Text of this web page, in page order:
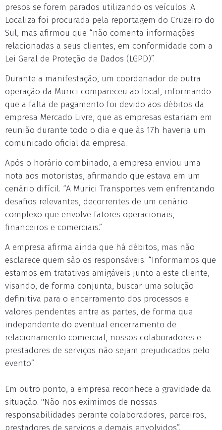
presos se forem parados utilizando os veículos. A
Localiza foi procurada pela reportagem do Cruzeiro do
Sul, mas afirmou que “não comenta informações
relacionadas a seus clientes, em conformidade com a
Lei Geral de Proteção de Dados (LGPD)”.
Durante a manifestação, um coordenador de outra
operação da Murici compareceu ao local, informando
que a falta de pagamento foi devido aos débitos da
empresa Mercado Livre, que as empresas estariam em
reunião durante todo o dia e que às 17h haveria um
comunicado oficial da empresa.
Após o horário combinado, a empresa enviou uma
nota aos motoristas, afirmando que estava em um
cenário difícil. “A Murici Transportes vem enfrentando
desafios relevantes, decorrentes de um cenário
complexo que envolve fatores operacionais,
financeiros e comerciais.”
A empresa afirma ainda que há débitos, mas não
esclarece quem são os responsáveis. “Informamos que
estamos em tratativas amigáveis junto a este cliente,
visando, de forma conjunta, buscar uma solução
definitiva para o encerramento dos processos e
valores pendentes entre as partes, de forma que
independente do eventual encerramento de
relacionamento comercial, nossos colaboradores e
prestadores de serviços não sejam prejudicados pelo
evento”.
Em outro ponto, a empresa reconhece a gravidade da
situação. "Não nos eximimos de nossas
responsabilidades perante colaboradores, parceiros,
prestadores de serviços e demais envolvidos”.